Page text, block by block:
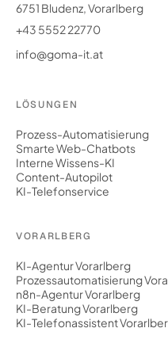
6751 Bludenz, Vorarlberg
+43 5552 22770
info@goma-it.at
LÖSUNGEN
Prozess-Automatisierung
Smarte Web-Chatbots
Interne Wissens-KI
Content-Autopilot
KI-Telefonservice
VORARLBERG
KI-Agentur Vorarlberg
Prozessautomatisierung
n8n-Agentur Vorarlberg
KI-Beratung Vorarlberg
KI-Telefonassistent